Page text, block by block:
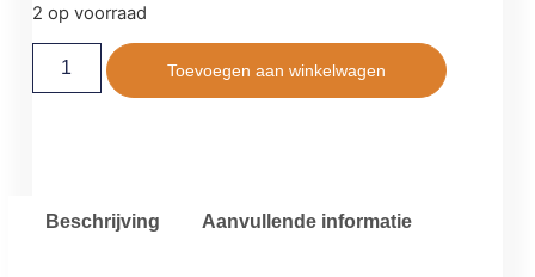
2 op voorraad
Toevoegen aan winkelwagen
Beschrijving Aanvullende informatie